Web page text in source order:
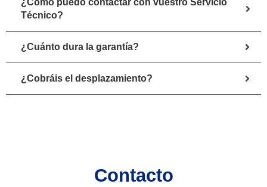
¿Cómo puedo contactar con vuestro Servicio
Técnico?
¿Cuánto dura la garantía?
¿Cobráis el desplazamiento?
Contacto